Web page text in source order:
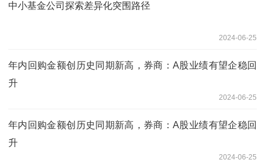
中小基金公司探索差异化突围路径
2024-06-25
年内回购金额创历史同期新高，券商：A股业绩有望企稳回
升
2024-06-25
年内回购金额创历史同期新高，券商：A股业绩有望企稳回
升
2024-06-25